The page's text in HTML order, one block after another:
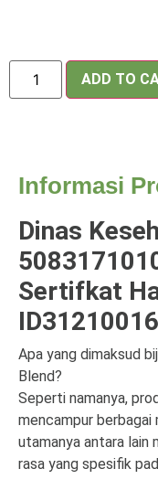
ADD TO
Informasi
Dinas
Sertifkat
Apa yang dimaksud
Blend?
Seperti namanya,
mencampur berbagai
utamanya antara lain
rasa yang spesifik